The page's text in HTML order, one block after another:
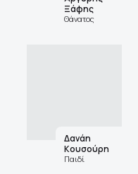
Ξάφης
Θάνατος
Δανάη
Κουσούρη
Παιδί